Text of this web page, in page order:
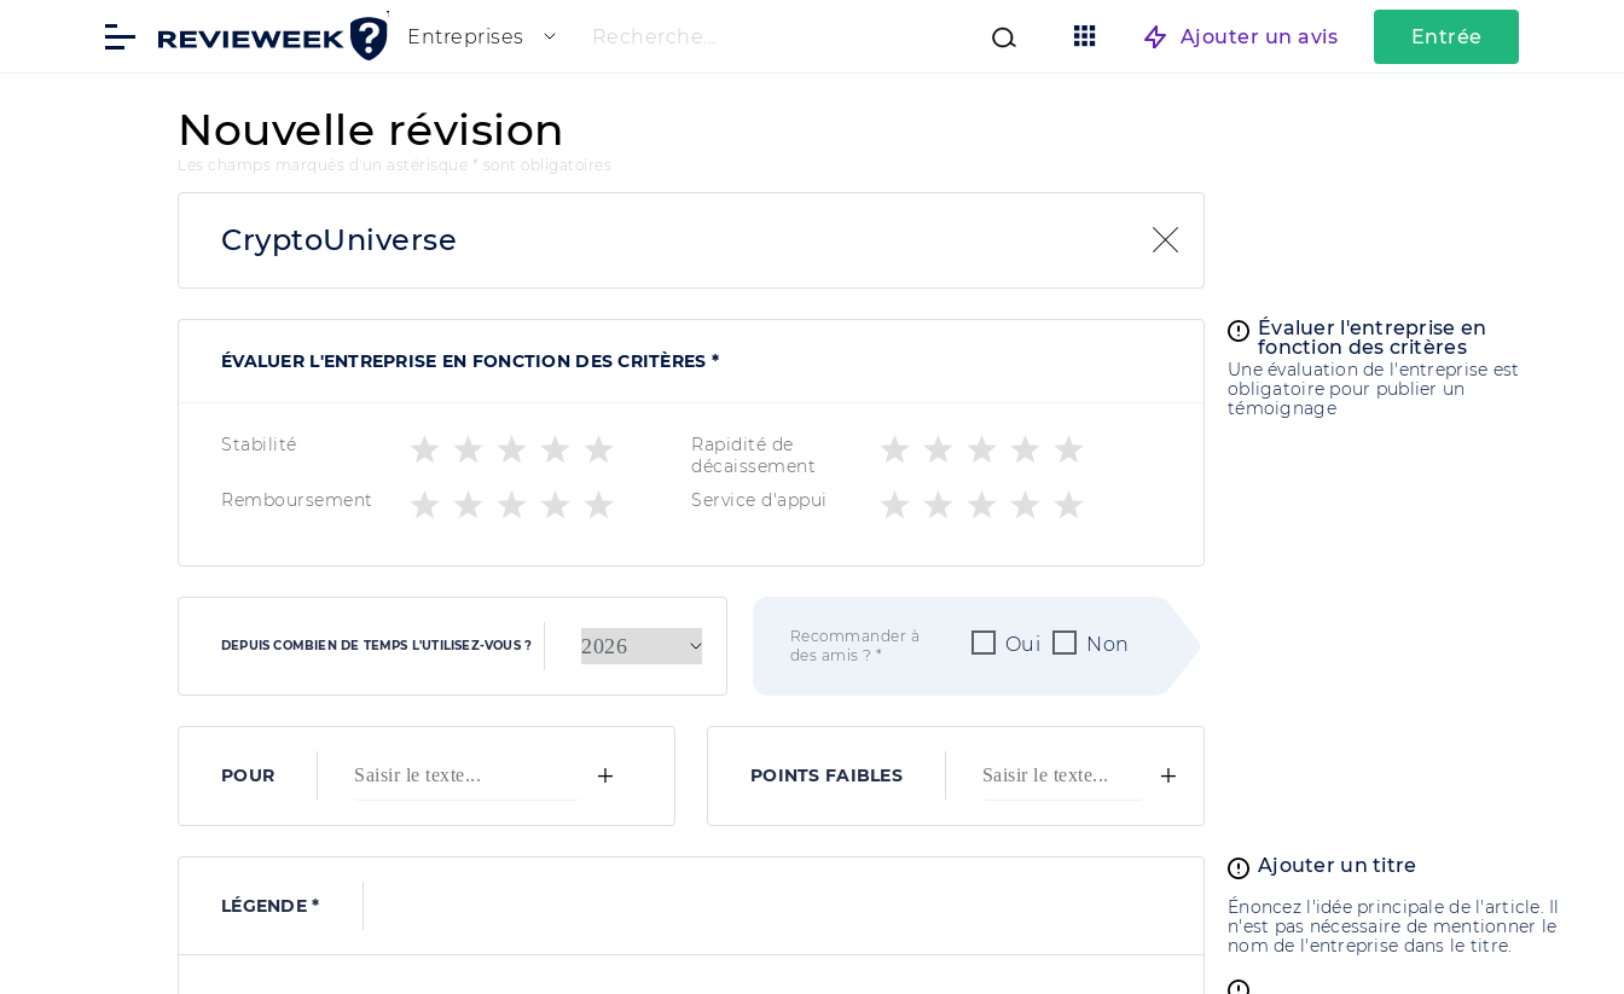
Entreprises Recherche... Ajouter un avis Entrée
Nouvelle révision
Les champs marqués d'un astérisque * sont obligatoires
CryptoUniverse
Évaluer l'entreprise en
fonction des critères
Une évaluation de l'entreprise est
obligatoire pour publier un
témoignage
ÉVALUER L'ENTREPRISE EN FONCTION DES CRITÈRES *
Stabilité
Rapidité de
décaissement
Remboursement
Service d'appui
DEPUIS COMBIEN DE TEMPS L'UTILISEZ-VOUS ?
Recommander à
des amis ? *
Oui Non
POUR + POINTS FAIBLES +
Ajouter un titre
Énoncez l'idée principale de l'article. Il
n'est pas nécessaire de mentionner le
nom de l'entreprise dans le titre.
LÉGENDE *